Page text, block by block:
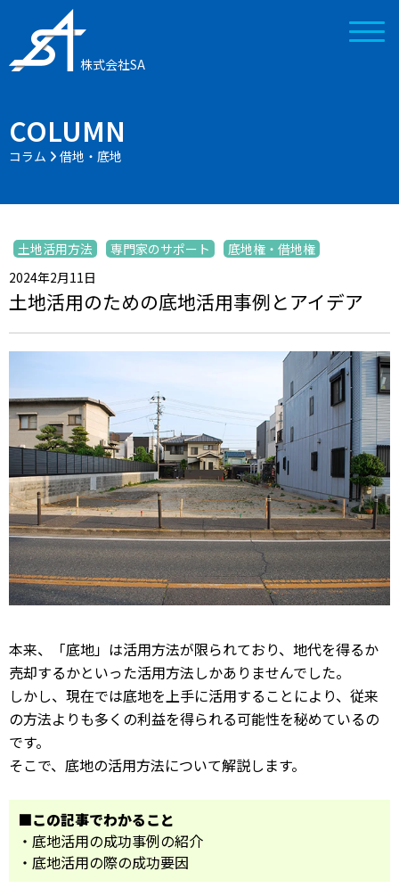
株式会社SA
COLUMN
コラム 借地・底地
土地活用方法 専門家のサポート
底地権・借地権
2024年2月11日
土地活用のための底地活用事例とアイデア
本来、「底地」は活用方法が限られており、地代を得るか
売却するかといった活用方法しかありませんでした。
しかし、現在では底地を上手に活用することにより、従来
の方法よりも多くの利益を得られる可能性を秘めているの
です。
そこで、底地の活用方法について解説します。
■この記事でわかること
・底地活用の成功事例の紹介
・底地活用の際の成功要因